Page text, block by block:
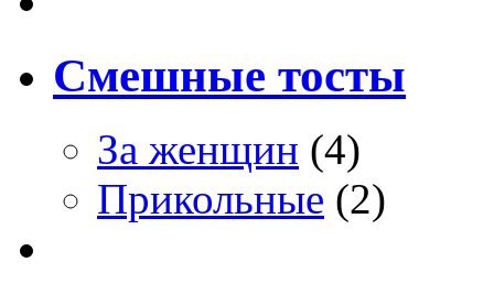
Смешные тосты
За женщин (4)
Прикольные (2)